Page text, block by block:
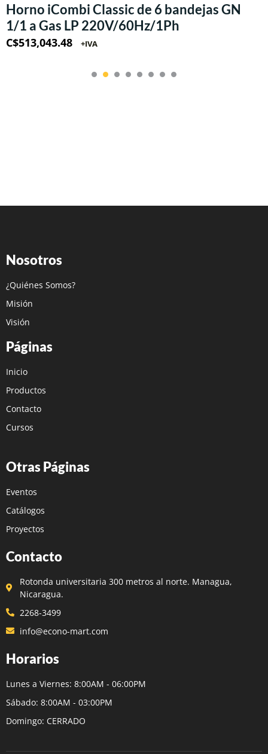
Horno iCombi Classic de 6 bandejas GN
1/1 a Gas LP 220V/60Hz/1Ph
C$513,043.48 +IVA
Nosotros
¿Quiénes Somos?
Misión
Visión
Páginas
Inicio
Productos
Contacto
Cursos
Otras Páginas
Eventos
Catálogos
Proyectos
Contacto
Rotonda universitaria 300 metros al norte. Managua,
Nicaragua.
2268-3499
info@econo-mart.com
Horarios
Lunes a Viernes: 8:00AM - 06:00PM
Sábado: 8:00AM - 03:00PM
Domingo: CERRADO